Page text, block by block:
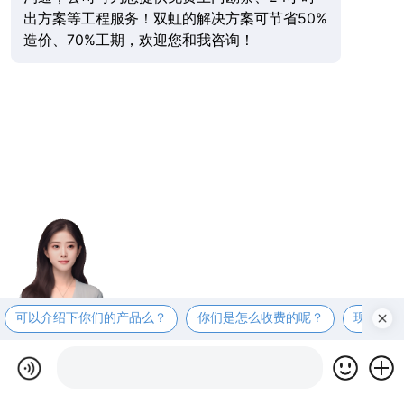
出方案等工程服务！双虹的解决方案可节省50%
造价、70%工期，欢迎您和我咨询！
可以介绍下你们的产品么？ 你们是怎么收费的呢？ 现在有